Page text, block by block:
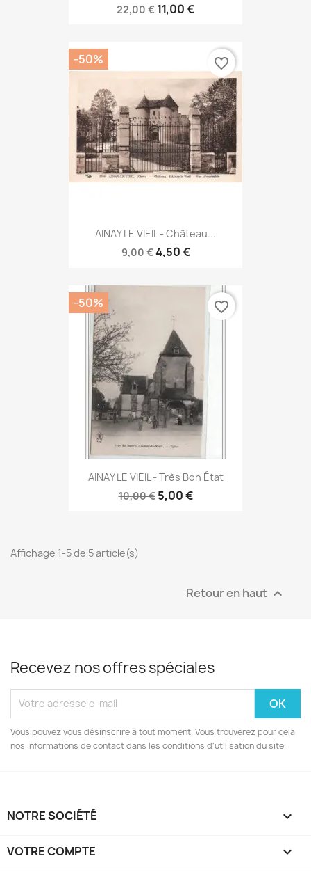
22,00 € 11,00 €
AINAY LE VIEIL - Château...
9,00 €4,50 €
-50% favorite_border
AINAY LE VIEIL - Très Bon État
10,00 € 5,00 €
-50% favorite_border
Affichage 1-5 de 5 article(s)
Retour en haut 
Recevez nos offres spéciales
Vous pouvez vous désinscrire à tout moment. Vous trouverez pour cela
nos informations de contact dans les conditions d'utilisation du site.
NOTRE SOCIÉTÉ 
VOTRE COMPTE 